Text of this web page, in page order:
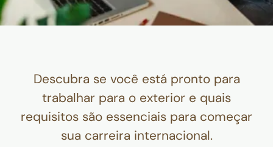
Descubra se você está pronto para
trabalhar para o exterior e quais
requisitos são essenciais para começar
sua carreira internacional.